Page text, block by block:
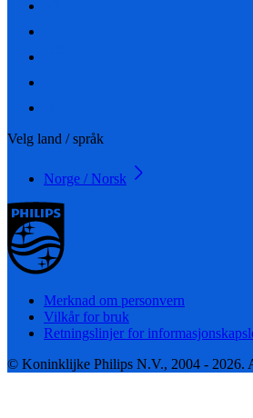
Velg land / språk
Norge / Norsk
Merknad om personvern
Vilkår for bruk
Retningslinjer for
© Koninklijke Philips N.V., 2004 - 2026.